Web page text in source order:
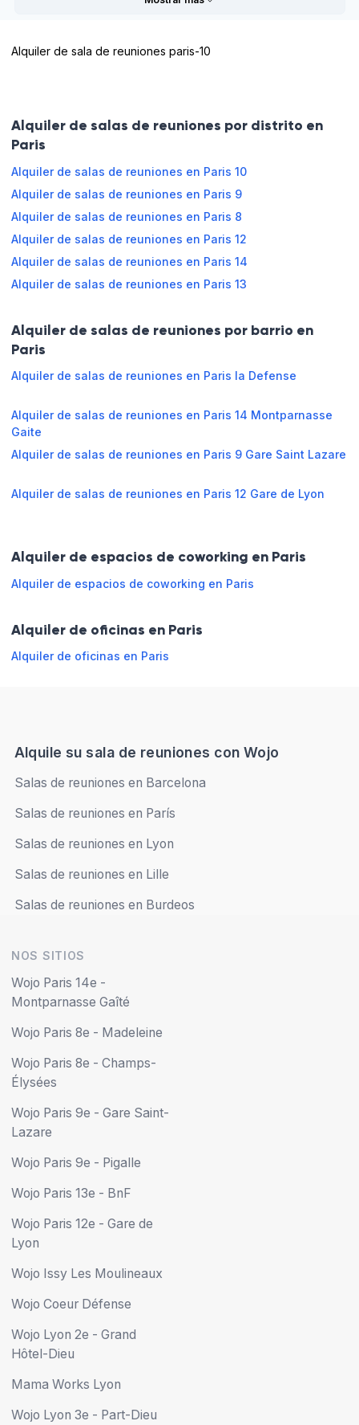
Martes 08:00 - 13:30
Jueves 08:00 - 13:30 13:30 - 18:00
Viernes 08:00 - 13:30
Domingo 08:00 - 12:00
d'accueil
de
Ambiente
para la
colaboración
Papelógrafo
Wi-Fi Retroproyector
Snack
rectangulares
Ambiente
Horario de apertura
Lunes 09:00 - 13:00 13:00 - 18:00
Martes 09:00 - 13:00 13:00 - 18:00
Miércoles 09:00 - 13:00 13:00 - 18:00
Viernes 09:00 - 13:00 13:00 - 18:00
Domingo
Alquiler de sala de reuniones paris-10
Alquiler de salas de reuniones por distrito en
Paris
Alquiler de salas de reuniones en Paris 10
Alquiler de salas de reuniones en Paris 9
Alquiler de salas de reuniones en Paris 8
Alquiler de salas de reuniones en Paris 12
Alquiler de salas de reuniones en Paris 14
Alquiler de salas de reuniones en Paris 13
Alquiler de salas de reuniones por barrio en
Paris
Alquiler de salas de reuniones en Paris la Defense
Alquiler de salas de reuniones en Paris 14 Montparnasse
Gaite
Alquiler de salas de reuniones en Paris 9 Gare Saint Lazare
Alquiler de salas de reuniones en Paris 12 Gare de Lyon
Alquiler de espacios de coworking en Paris
Alquiler de espacios de coworking en Paris
Alquiler de oficinas en Paris
Alquiler de oficinas en Paris
Alquile su sala de reuniones con Wojo
Salas de reuniones en Barcelona
Salas de reuniones en París
Salas de reuniones en Lyon
Salas de reuniones en Lille
Salas de reuniones en Burdeos
NOS SITIOS
Wojo Paris 14e -
Montparnasse Gaîté
Wojo Paris 8e - Madeleine
Wojo Paris 8e - Champs-
Élysées
Wojo Paris 9e - Gare Saint-
Lazare
Wojo Paris 9e - Pigalle
Wojo Paris 13e - BnF
Wojo Paris 12e - Gare de
Lyon
Wojo Issy Les Moulineaux
Wojo Coeur Défense
Wojo Lyon 2e - Grand
Hôtel-Dieu
Mama Works Lyon
Wojo Lyon 3e - Part-Dieu